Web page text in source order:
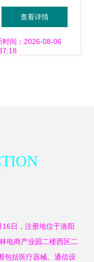
详解
查看详情
时间：2026-08-06
日，注册地位于洛阳
电商产业园二楼西区二
包括医疗器械、通信设